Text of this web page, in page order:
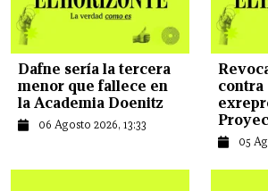
Dafne sería la tercera
menor que fallece en
la Academia Doenitz
06 Agosto 2026, 13:33
contra
05